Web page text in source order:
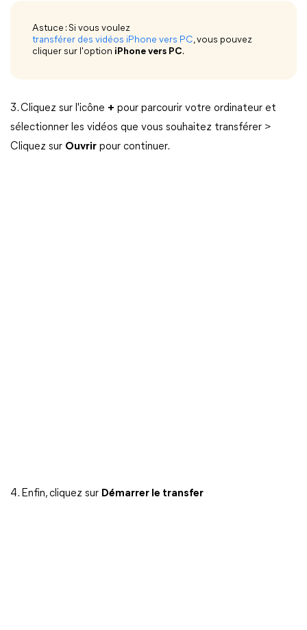
Astuce : Si vous voulez
transférer des vidéos iPhone vers PC, vous pouvez
cliquer sur l'option iPhone vers PC.
3. Cliquez sur l'icône + pour parcourir votre ordinateur et
sélectionner les vidéos que vous souhaitez transférer >
Cliquez sur Ouvrir pour continuer.
4. Enfin, cliquez sur Démarrer le transfer